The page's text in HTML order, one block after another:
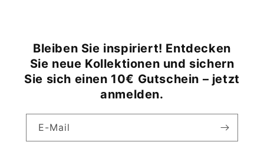
Bleiben Sie inspiriert! Entdecken
Sie neue Kollektionen und sichern
Sie sich einen 10€ Gutschein – jetzt
anmelden.
E-Mail